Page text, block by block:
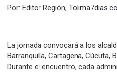
Por: Editor Región,
La jornada convocará a los
Barranquilla, Cartagena, Cúcuta,
Durante el encuentro, cada